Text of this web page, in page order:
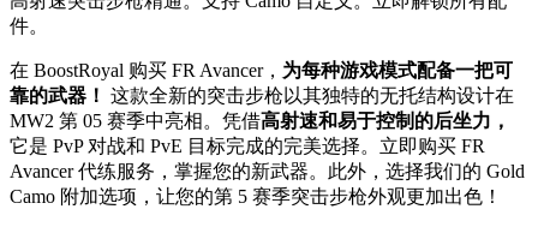
件。
在 BoostRoyal 购买 FR Avancer， 为每种游戏模式配备一把可
靠的武器！ 这款全新的突击步枪以其独特的无托结构设计在
MW2 第 05 赛季中亮相。凭借高射速和易于控制的后坐力，
它是 PvP 对战和 PvE 目标完成的完美选择。立即购买 FR
Avancer 代练服务，掌握您的新武器。此外，选择我们的 Gold
Camo 附加选项，让您的第 5 赛季突击步枪外观更加出色！